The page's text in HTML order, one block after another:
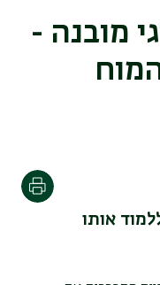
מובנה -
אותו